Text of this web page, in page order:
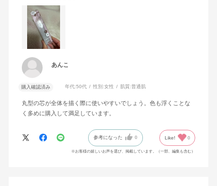
あんこ
購入確認済み 年代:50代 性別:女性 肌質:普通肌
丸型の芯が全体を描く際に使いやすいでしょう。色も浮くことな
く多めに購入して満足しています。
参考になった 0 Like! 0
※お客様の嬉しいお声を選び、掲載しています。（一部、編集も含む）